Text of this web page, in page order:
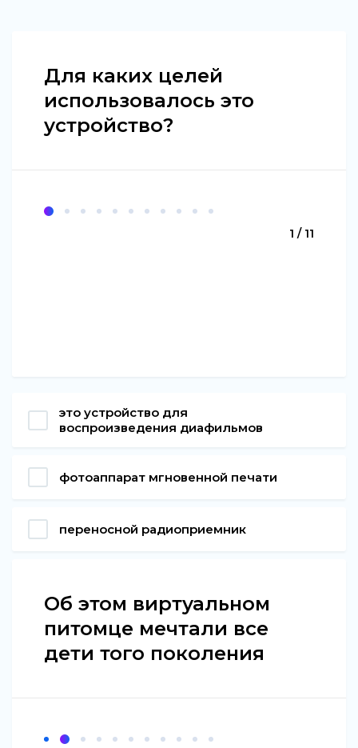
Для каких целей
использовалось это
устройство?
1 / 11
это устройство для
воспроизведения диафильмов
фотоаппарат мгновенной печати
переносной радиоприемник
Об этом виртуальном
питомце мечтали все
дети того поколения